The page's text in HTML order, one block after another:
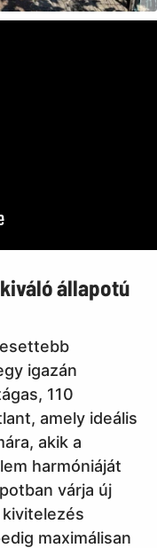
állapotú
igazán
110
amely ideális
akik a
harmóniáját
várja új
maximálisan